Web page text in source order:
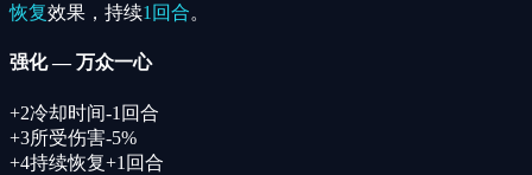
恢复效果，持续1回合。
强化—万众一心
+2冷却时间-1回合
+3所受伤害-5%
+4持续恢复+1回合